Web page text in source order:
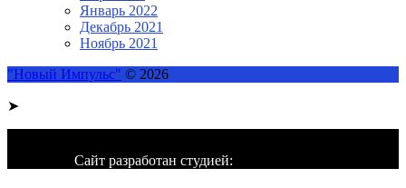
Январь 2022
Декабрь 2021
Ноябрь 2021
"Новый Импульс" © 2026
➤
Сайт разработан студией: